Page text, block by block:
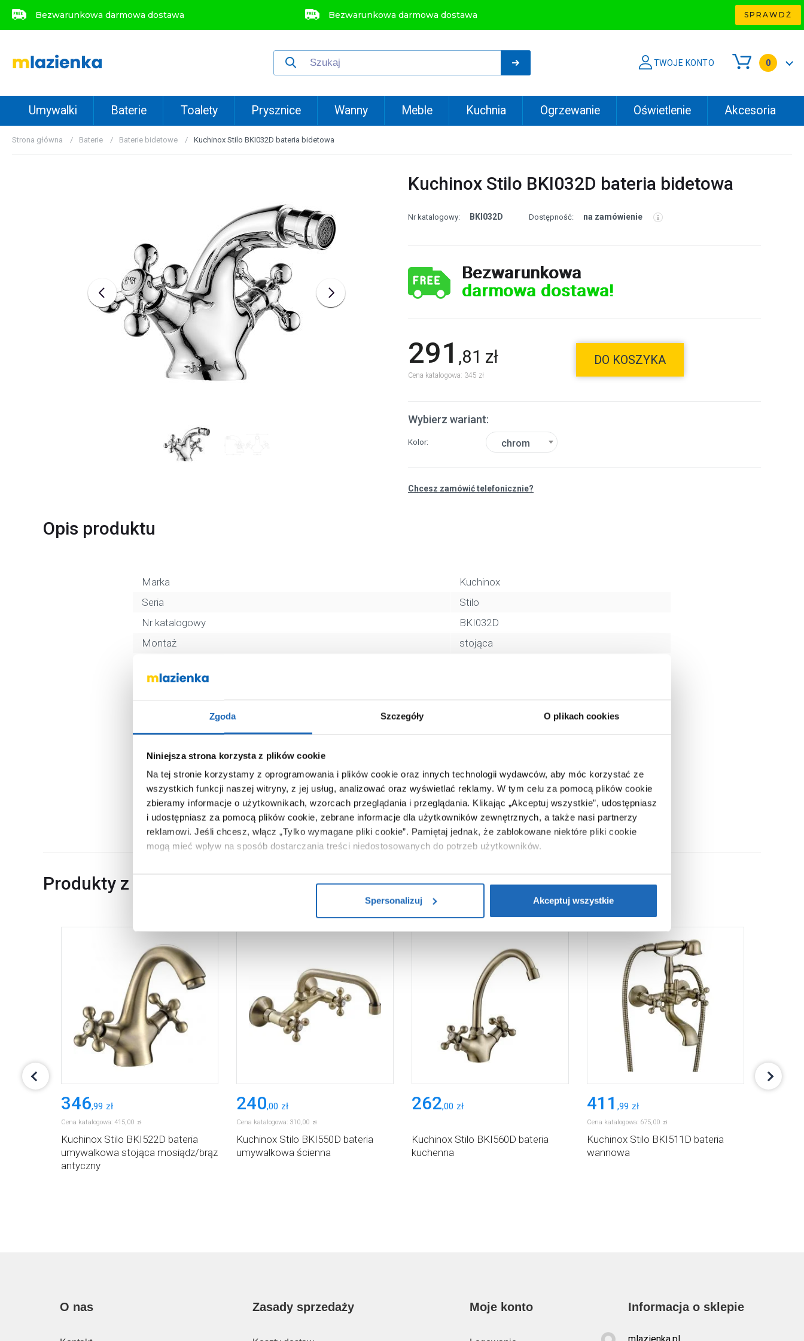
Zgoda Szczegóły O plikach cookies
Niniejsza strona korzysta z plików cookie
Na tej stronie korzystamy z oprogramowania i plików cookie oraz innych technologii wydawców, aby móc korzystać ze
wszystkich funkcji naszej witryny, z jej usług, analizować oraz wyświetlać reklamy. W tym celu za pomocą plików cookie
zbieramy informacje o użytkownikach, wzorcach przeglądania i przeglądania. Klikając „Akceptuj wszystkie”, udostępniasz
i udostępniasz za pomocą plików cookie, zebrane informacje dla użytkowników zewnętrznych, a także nasi partnerzy
reklamowi. Jeśli chcesz, włącz „Tylko wymagane pliki cookie”. Pamiętaj jednak, że zablokowane niektóre pliki cookie
mogą mieć wpływ na sposób dostarczania treści niedostosowanych do potrzeb użytkowników.
Aby uzyskać więcej informacji na temat plików plików cookie, kliknij „Ustawienia plików cookie”.Jeśli chcesz uzyskać
Spersonalizuj
Akceptuj wszystkie
Bezwarunkowa darmowa dostawa Bezwarunkowa darmowa dostawa SPRAWDŹ
TWOJE KONTO 0
Umywalki Baterie Toalety Prysznice Wanny Meble Kuchnia Ogrzewanie Oświetlenie Akcesoria
Strona główna Baterie Baterie bidetowe Kuchinox Stilo BKI032D bateria bidetowa
Kuchinox Stilo BKI032D bateria bidetowa
Nr katalogowy: BKI032D Dostępność: na zamówienie
Bezwarunkowa
darmowa dostawa!
291 ,81 zł
Cena katalogowa: 345 zł
DO KOSZYKA
Wybierz wariant:
Kolor chrom
Chcesz zamówić telefonicznie?
Opis produktu
Marka
Kuchinox
Seria
Stilo
Nr katalogowy
BKI032D
Montaż
stojąca
Rodzaj
Kolor
chrom
Waga z opakowaniem
1,34 kg
Dane producenta
Zobacz
Produkty z serii
346,99 zł
Cena katalogowa: 415,00 zł
Kuchinox Stilo BKI522D bateria
umywalkowa stojąca mosiądz/brąz
antyczny
240,00 zł
Cena katalogowa: 310,00 zł
Kuchinox Stilo BKI550D bateria
umywalkowa ścienna
262,00 zł
Kuchinox Stilo BKI560D bateria
kuchenna
411 ,99 zł
Cena katalogowa: 675,00 zł
Kuchinox Stilo BKI511D bateria
wannowa
O nas Zasady sprzedaży Moje konto Informacja o sklepie